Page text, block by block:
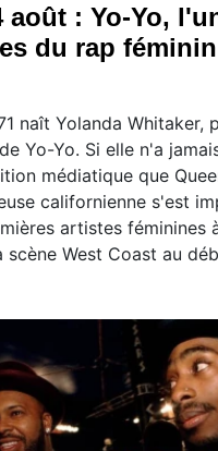
août : Yo-Yo,
du rap
naît Yolanda Whitaker,
Yo-Yo. Si elle n'a
médiatique que
californienne s'est
artistes féminines
scène West Coast au